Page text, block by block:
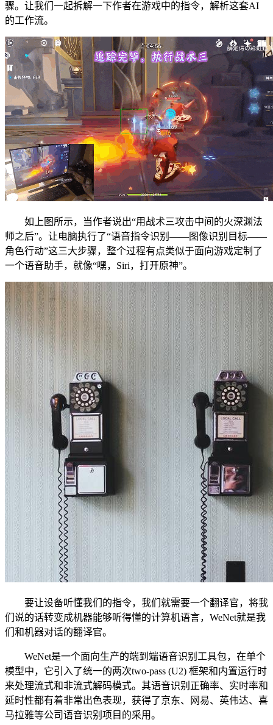
骤。让我们一起拆解一下作者在游戏中的指令，解析这套AI
的工作流。
如上图所示，当作者说出“用战术三攻击中间的火深渊法
师之后”。让电脑执行了“语音指令识别——图像识别目标——
角色行动”这三大步骤，整个过程有点类似于面向游戏定制了
一个语音助手，就像“嘿，Siri，打开原神”。
要让设备听懂我们的指令，我们就需要一个翻译官，将我
们说的话转变成机器能够听得懂的计算机语言，WeNet就是我
们和机器对话的翻译官。
WeNet是一个面向生产的端到端语音识别工具包，在单个
模型中，它引入了统一的两次two-pass (U2) 框架和内置运行时
来处理流式和非流式解码模式。其语音识别正确率、实时率和
延时性都有着非常出色表现，获得了京东、网易、英伟达、喜
马拉雅等公司语音识别项目的采用。